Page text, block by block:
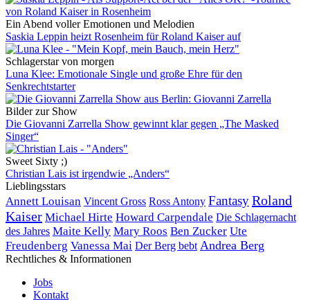
Ein Abend voller Emotionen und Melodien
Saskia Leppin heizt Rosenheim für Roland Kaiser auf
Schlagerstar von morgen
Luna Klee: Emotionale Single und große Ehre für den
Senkrechtstarter
Bilder zur Show
Die Giovanni Zarrella Show gewinnt klar gegen „The Masked
Singer“
Sweet Sixty ;)
Christian Lais ist irgendwie „Anders“
Lieblingsstars
Annett Louisan Vincent Gross Ross Antony FantasyRoland
Kaiser Michael Hirte Howard Carpendale Die Schlagernacht
des Jahres Maite Kelly Mary Roos Ben Zucker Ute
Freudenberg Vanessa Mai Der Berg bebt Andrea Berg
Rechtliches & Informationen
Jobs
Kontakt